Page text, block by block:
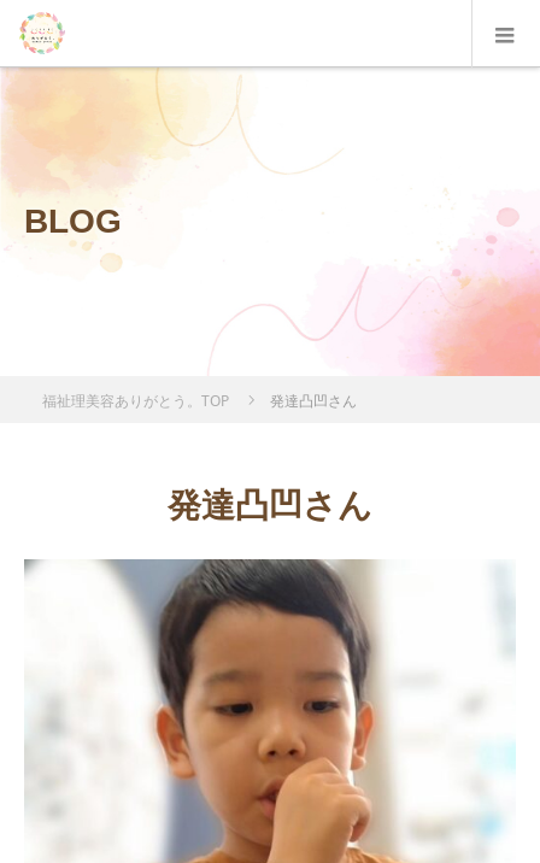
BLOG
福祉理美容ありがとう。TOP 発達凸凹さん
発達凸凹さん